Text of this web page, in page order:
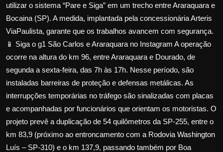
Esportes
Fama e TV
FALE CONOSCO
utilizar o sistema “Pare e Siga” em um trecho entre Araraquara e
Bocaina (SP). A medida, implantada pela concessionária Arteris
ViaPaulista, garante que os trabalhos avancem com segurança.
📱 Siga o g1 São Carlos e Araraquara no Instagram A operação
ocorre na altura do km 96, entre Araraquara e Dourado, de
segunda a sexta-feira, das 7h às 17h. Nesse período, são
instaladas barreiras de proteção e defensas metálicas. As
interrupções temporárias no tráfego são sinalizadas com placas
e acompanhadas por funcionários que orientam os motoristas. O
projeto prevê a duplicação de 54 quilômetros da SP-255, entre o
km 83,9 (próximo ao entroncamento com a Rodovia Washington
Luís – SP-310) e o km 137,9, passando também por Boa